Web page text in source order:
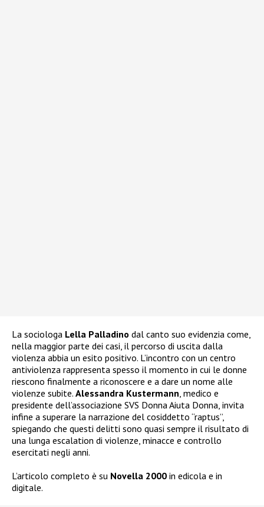
La sociologa Lella Palladino dal canto suo evidenzia come,
nella maggior parte dei casi, il percorso di uscita dalla
violenza abbia un esito positivo. L’incontro con un centro
antiviolenza rappresenta spesso il momento in cui le donne
riescono finalmente a riconoscere e a dare un nome alle
violenze subite. Alessandra Kustermann, medico e
presidente dell’associazione SVS Donna Aiuta Donna, invita
infine a superare la narrazione del cosiddetto “raptus”,
spiegando che questi delitti sono quasi sempre il risultato di
una lunga escalation di violenze, minacce e controllo
esercitati negli anni.
L’articolo completo è su Novella 2000 in edicola e in
digitale.